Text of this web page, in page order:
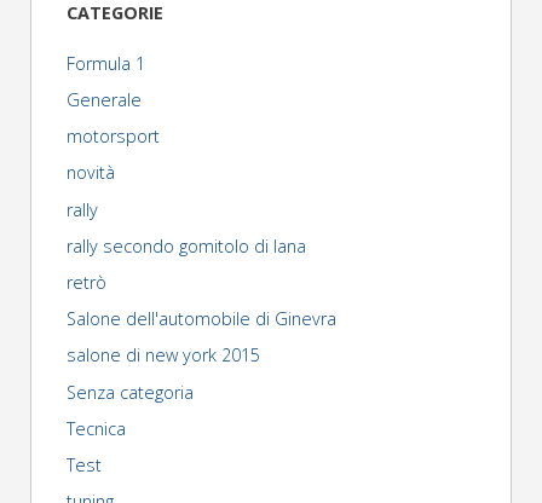
CATEGORIE
Formula 1
Generale
motorsport
novità
rally
rally secondo gomitolo di lana
retrò
Salone dell'automobile di Ginevra
salone di new york 2015
Senza categoria
Tecnica
Test